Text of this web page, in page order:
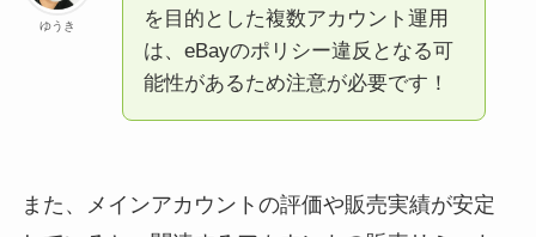
ゆうき
を目的とした複数アカウント運用
は、eBayのポリシー違反となる可
能性があるため注意が必要です！
また、メインアカウントの評価や販売実績が安定